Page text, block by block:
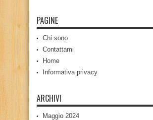
PAGINE
Chi sono
Contattami
Home
Informativa privacy
ARCHIVI
Maggio 2024